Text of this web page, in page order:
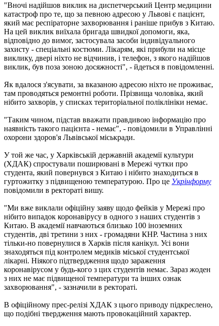
"Вночі надійшов виклик на диспетчерський Центр медицини
катастроф про те, що за певною адресою у Львові є пацієнт,
який має респіраторне захворювання і раніше прибув з Китаю.
На цей виклик виїхала бригада швидкої допомоги, яка,
відповідно до вимог, застосувала засоби індивідуального
захисту - спеціальні костюми. Лікарям, які прибули на місце
виклику, двері ніхто не відчинив, і телефон, з якого надійшов
виклик, був поза зоною досяжності", - йдеться в повідомленні.
Як вдалося з'ясувати, за вказаною адресою ніхто не проживає,
там проводяться ремонтні роботи. Прізвища чоловіка, який
нібито захворів, у списках територіальної поліклініки немає.
"Таким чином, підстав вважати правдивою інформацію про
наявність такого пацієнта - немає", - повідомили в Управлінні
охорони здоров'я Львівської міськради.
У той же час, у Харківській державній академії культури
(ХДАК) спростували поширювані в Мережі чутки про
студента, який повернувся з Китаю і нібито знаходиться в
гуртожитку з підвищеною температурою. Про це Укрінформу
повідомили в ректораті вишу.
"Ми вже виклали офіційну заяву щодо фейків у Мережі про
нібито випадок коронавірусу в одного з наших студентів з
Китаю. В академії навчаються близько 100 іноземних
студентів, дві третини з них - громадяни КНР. Частина з них
тільки-но повернулися в Харків після канікул. Усі вони
знаходяться під контролем медиків міської студентської
лікарні. Ніякого підтвердження щодо зараження
коронавірусом у будь-кого з цих студентів немає. Зараз жоден
з них не має підвищеної температури та інших ознак
захворювання", - зазначили в ректораті.
В офіційному прес-релізі ХДАК з цього приводу підкреслено,
що подібні твердження мають провокаційний характер.